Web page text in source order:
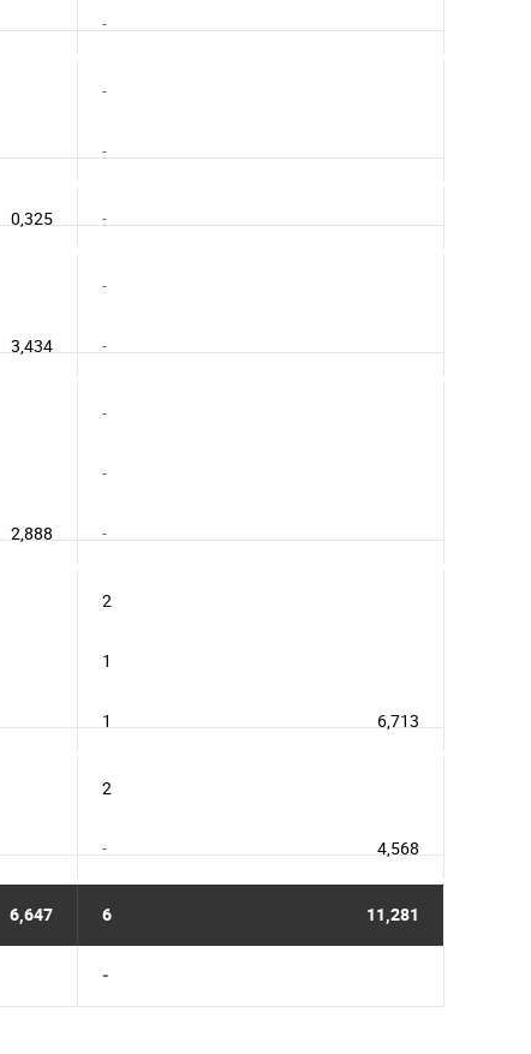
-
-
-
-
0,325
-
-
3,434
-
-
-
2,888
2
1
1 6,713
2
- 4,568
6,647 6 11,281
-